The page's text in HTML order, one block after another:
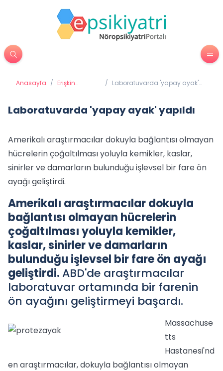
Anasayfa / Erişkin
/ Laboratuvarda 'yapay ayak'
Laboratuvarda 'yapay ayak' yapıldı
Amerikalı araştırmacılar dokuyla bağlantısı olmayan
hücrelerin çoğaltılması yoluyla kemikler, kaslar,
sinirler ve damarların bulunduğu işlevsel bir fare ön
ayağı geliştirdi.
Amerikalı araştırmacılar dokuyla
bağlantısı olmayan hücrelerin
çoğaltılması yoluyla kemikler,
kaslar, sinirler ve damarların
bulunduğu işlevsel bir fare ön ayağı
geliştirdi. ABD'de araştırmacılar
laboratuvar ortamında bir farenin
ön ayağını geliştirmeyi başardı.
Massachuse
tts
Hastanesi'nd
en araştırmacılar, dokuyla bağlantısı olmayan